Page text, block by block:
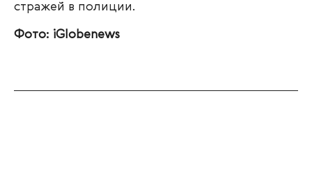
стражей в полиции.
Фото: iGlobenews